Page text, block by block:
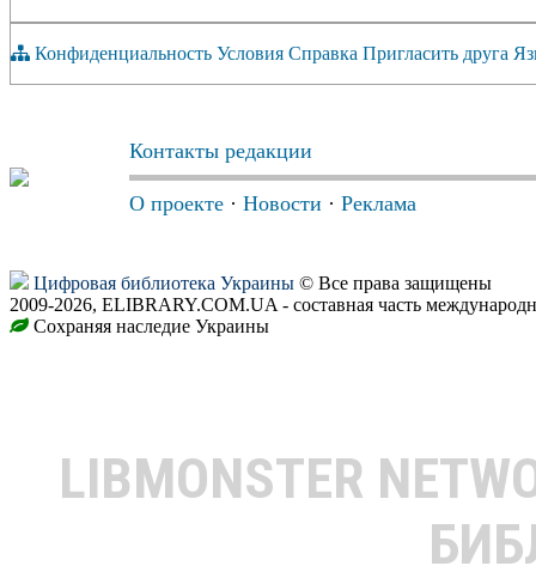
Конфиденциальность Условия Справка Пригласить друга
Контакты редакции
О проекте · Новости · Реклама
Цифровая библиотека Украины © Все права защищены
2009-2026, ELIBRARY.COM.UA - составная часть
Сохраняя наследие Украины
LIBMONSTER